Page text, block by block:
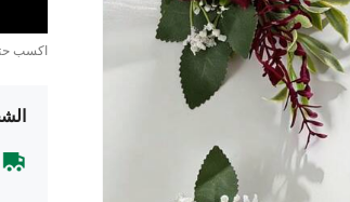
اكسب